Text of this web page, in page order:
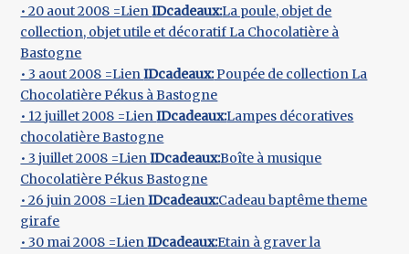
• 20 aout 2008 =LienIDcadeaux:La poule, objet de
collection, objet utile et décoratif La Chocolatière à
Bastogne
• 3 aout 2008 =LienIDcadeaux:Poupée de collection La
Chocolatière Pékus à Bastogne
• 12 juillet 2008 =LienIDcadeaux:Lampes décoratives
chocolatière Bastogne
• 3 juillet 2008 =LienIDcadeaux:Boîte à musique
Chocolatière Pékus Bastogne
• 26 juin 2008 =LienIDcadeaux:Cadeau baptême theme
girafe
• 30 mai 2008 =LienIDcadeaux:Etain à graver la